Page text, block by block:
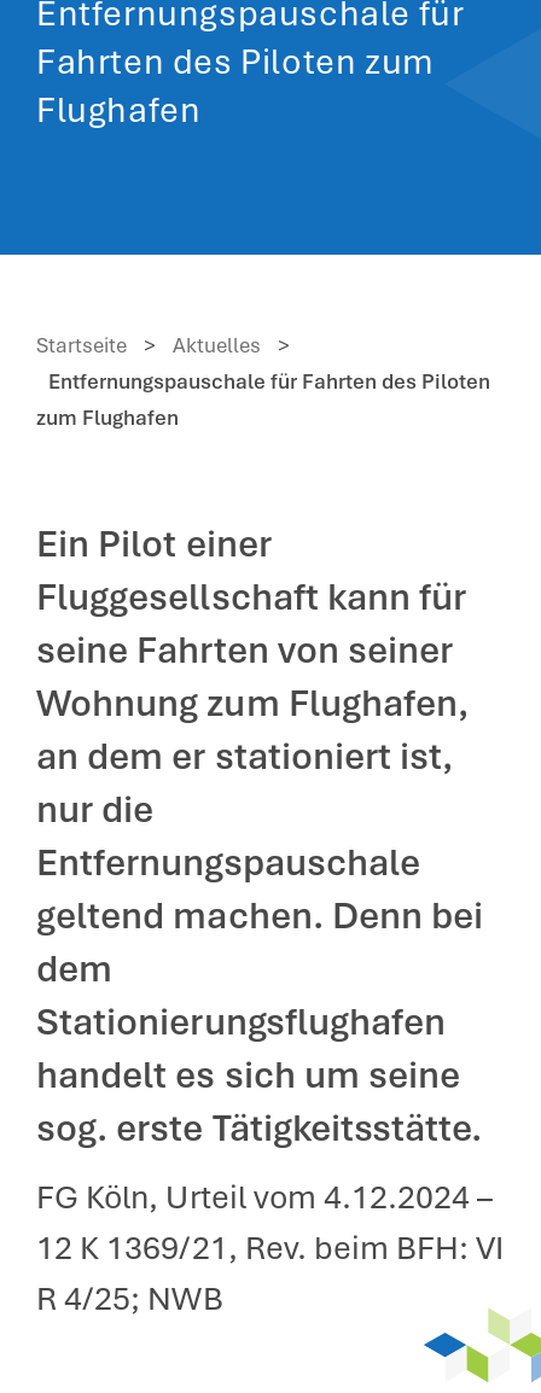
Entfernungspauschale für
Fahrten des Piloten zum
Flughafen
Startseite > Aktuelles
>
Entfernungspauschale für Fahrten des Piloten
zum Flughafen
Ein Pilot einer
Fluggesellschaft kann für
seine Fahrten von seiner
Wohnung zum Flughafen,
an dem er stationiert ist,
nur die
Entfernungspauschale
geltend machen. Denn bei
dem
Stationierungsflughafen
handelt es sich um seine
sog. erste Tätigkeitsstätte.
FG Köln, Urteil vom 4.12.2024 –
12 K 1369/21, Rev. beim BFH: VI
R 4/25; NWB